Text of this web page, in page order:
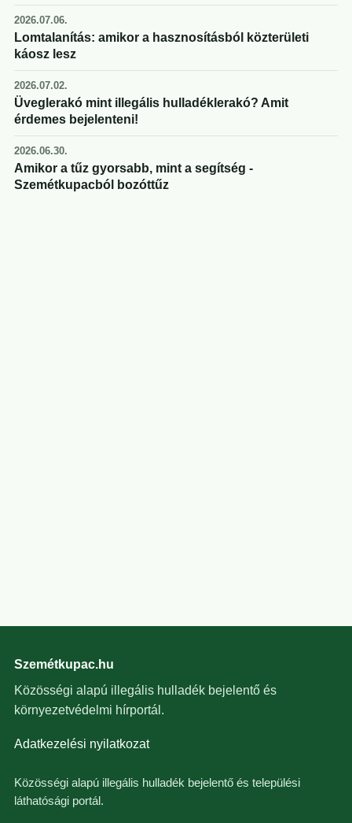
2026.07.06.
Lomtalanítás: amikor a hasznosításból közterületi
káosz lesz
2026.07.02.
Üveglerakó mint illegális hulladéklerakó? Amit
érdemes bejelenteni!
2026.06.30.
Amikor a tűz gyorsabb, mint a segítség -
Szemétkupacból bozóttűz
Szemétkupac.hu
Közösségi alapú illegális hulladék bejelentő és
környezetvédelmi hírportál.
Adatkezelési nyilatkozat
Közösségi alapú illegális hulladék bejelentő és települési
láthatósági portál.